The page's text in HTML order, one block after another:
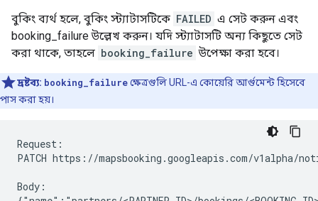
বুকিং ব্যর্থ হলে, বুকিং স্ট্যাটাসটিকে FAILED এ সেট করুন এবং
booking_failure উল্লেখ করুন। যদি স্ট্যাটাসটি অন্য কিছুতে সেট
করা থাকে, তাহলে booking_failure উপেক্ষা করা হবে।
দ্রষ্টব্য: booking_failure ক্ষেত্রগুলি URL-এ কোয়েরি আর্গুমেন্ট হিসেবে
পাস করা হয়।
Request:
PATCH https://mapsbooking.googleapis.com/v1alpha/
Body: